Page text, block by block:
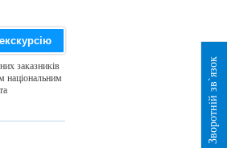
заказників
національним
Зворотній зв`язок